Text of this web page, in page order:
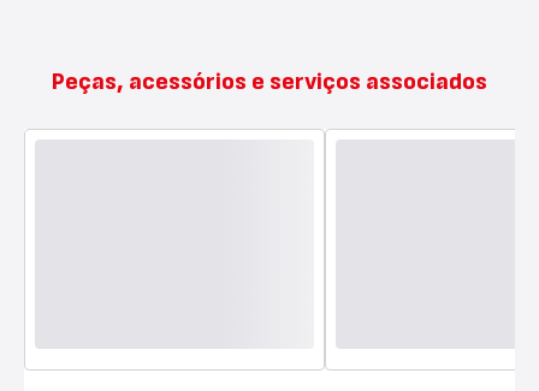
Peças, acessórios e serviços associados